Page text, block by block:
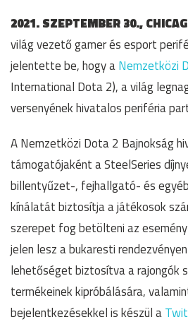
2021. SZEPTEMBER 30.,
világ vezető gamer és esport
jelentette be, hogy aNemzetközi
International Dota 2), a világ
versenyének hivatalos periféria
A Nemzetközi Dota 2 Bajnokság
támogatójaként a SteelSeries
billentyűzet-, fejhallgató- és
kínálatát biztosítja a játékosok
szerepet fog betölteni az
jelen lesz a bukaresti
lehetőséget biztosítva a rajongók
termékeinek kipróbálására,
bejelentkezésekkel is készül a